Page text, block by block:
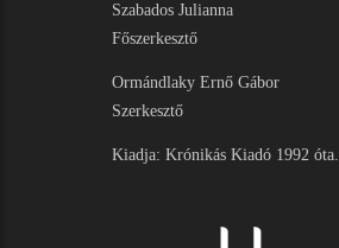
Szabados Julianna
Főszerkesztő
Ormándlaky Ernő Gábor
Szerkesztő
Kiadja: Krónikás Kiadó 1992 óta.